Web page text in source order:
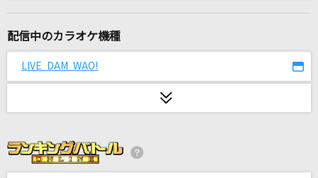
snow jam
Scarlet Ballet
[生音]366日
配信中のカラオケ機種
LIVE DAM WAO!